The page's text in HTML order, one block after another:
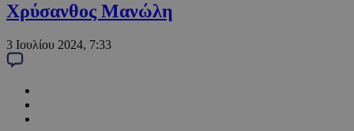
Χρύσανθος Μανώλη
3 Ιουλίου 2024, 7:33